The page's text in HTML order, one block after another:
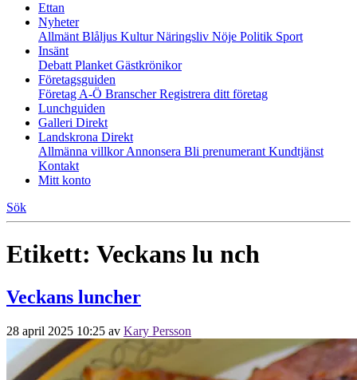
Ettan
Nyheter
Allmänt Blåljus KulturNäringsliv Nöje Politik Sport
Insänt
Debatt Planket Gästkrönikor
Företagsguiden
Företag A-Ö BranscherRegistrera ditt företag
Lunchguiden
Galleri Direkt
Landskrona Direkt
Allmänna villkorAnnonsera Bli prenumerant Kundtjänst
Kontakt
Mitt konto
Sök
Etikett: Veckans lu nch
Veckans luncher
28 april 2025 10:25 av Kary Persson